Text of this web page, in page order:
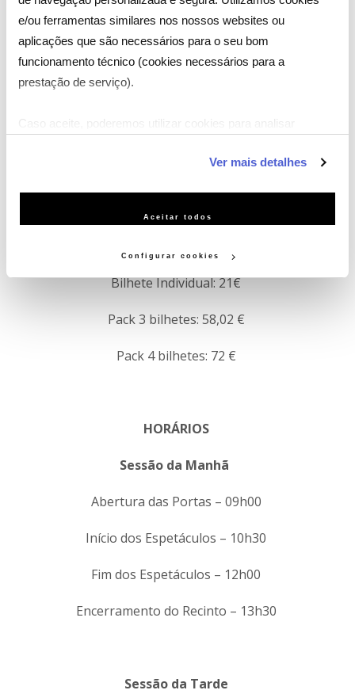
e/ou ferramentas similares nos nossos websites ou
aplicações que são necessários para o seu bom
funcionamento técnico (cookies necessários para a
prestação de serviço).
Caso aceite, poderemos utilizar cookies para analisar
serviço às suas preferências e apresentar-lhe
publicidade personalizada). Pode gerir a utilização dos
Ver mais detalhes
Aceitar todos
Configurar cookies
PREÇOS
Até 31 de maio
Pack 3 bilhetes: 52,02 €
Bilhete Individual: 21€
Pack 3 bilhetes: 58,02 €
Pack 4 bilhetes: 72 €
HORÁRIOS
Sessão da Manhã
Abertura das Portas – 09h00
Início dos Espetáculos – 10h30
Fim dos Espetáculos – 12h00
Encerramento do Recinto – 13h30
Sessão da Tarde